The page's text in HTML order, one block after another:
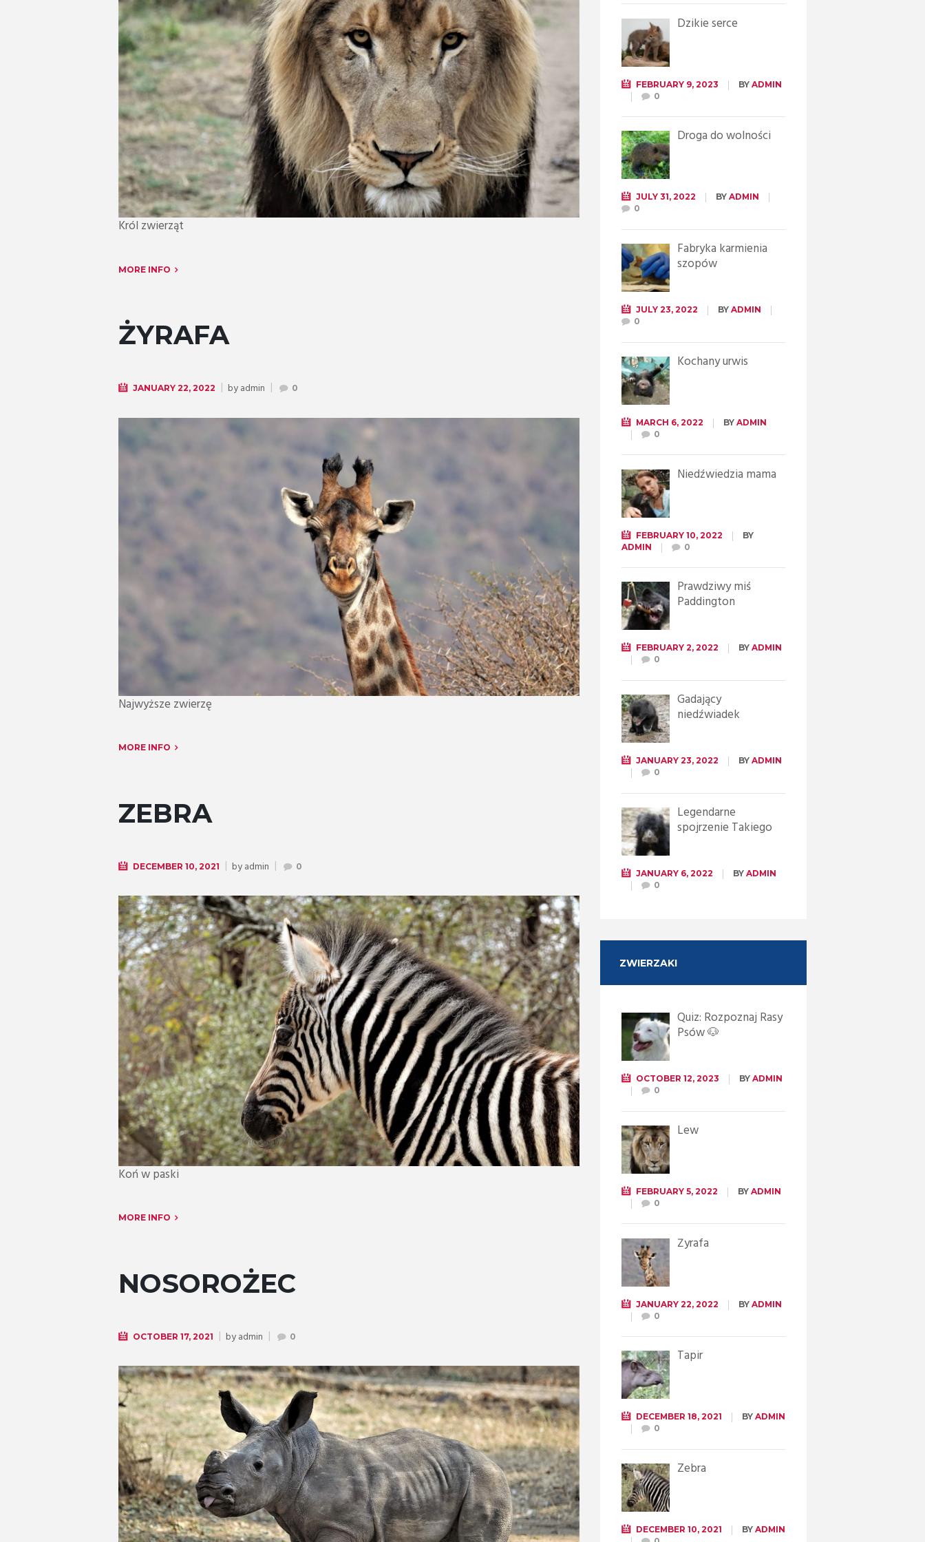
Król zwierząt
MORE INFO
ŻYRAFA
JANUARY 22, 2022 byadmin 0
Najwyższe zwierzę
MORE INFO
ZEBRA
DECEMBER 10, 2021 byadmin 0
Koń w paski
MORE INFO
NOSOROŻEC
OCTOBER 17, 2021 byadmin 0
Dzikie serce
FEBRUARY 9, 2023 BY ADMIN
0
Droga do wolności
JULY 31, 2022 BY ADMIN
0
Fabryka karmienia
szopów
JULY 23, 2022 BY ADMIN
0
Kochany urwis
MARCH 6, 2022 BY ADMIN
0
Niedźwiedzia mama
FEBRUARY 10, 2022
BY
ADMIN
0
Prawdziwy miś
Paddington
FEBRUARY 2, 2022 BY ADMIN
0
Gadający
niedźwiadek
JANUARY 23, 2022 BY ADMIN
0
Legendarne
spojrzenie Takiego
JANUARY 6, 2022 BY ADMIN
0
ZWIERZAKI
Quiz: Rozpoznaj Rasy
Psów 🐶
OCTOBER 12, 2023 BY ADMIN
0
Lew
FEBRUARY 5, 2022 BY ADMIN
0
Żyrafa
JANUARY 22, 2022 BY ADMIN
0
Tapir
DECEMBER 18, 2021 BY ADMIN
0
Zebra
DECEMBER 10, 2021 BY ADMIN